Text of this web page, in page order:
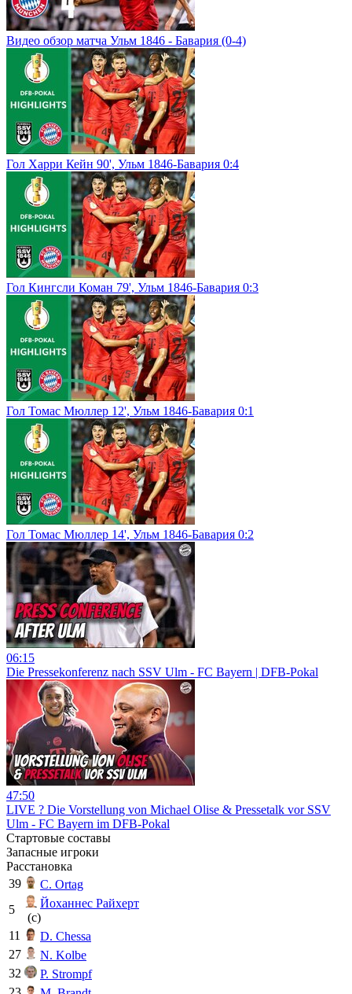
Видео обзор матча Ульм 1846 - Бавария (0-4)
Гол Харри Кейн 90', Ульм 1846-Бавария 0:4
Гол Кингсли Коман 79', Ульм 1846-Бавария 0:3
Гол Томас Мюллер 12', Ульм 1846-Бавария 0:1
Гол Томас Мюллер 14', Ульм 1846-Бавария 0:2
06:15
Die Pressekonferenz nach SSV Ulm - FC Bayern | DFB-Pokal
47:50
LIVE ? Die Vorstellung von Michael Olise & Pressetalk vor SSV
Ulm - FC Bayern im DFB-Pokal
Стартовые составы
Запасные игроки
Расстановка
39
C. Ortag
5
Йоханнес Райхерт
(c)
11
D. Chessa
27
N. Kolbe
32
P. Strompf